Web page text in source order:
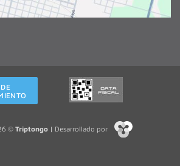
© Triptongo| Desarrollado por